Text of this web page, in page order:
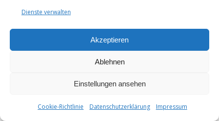
Dienste verwalten
Akzeptieren
Ablehnen
Einstellungen ansehen
Cookie-Richtlinie Datenschutzerklärung Impressum